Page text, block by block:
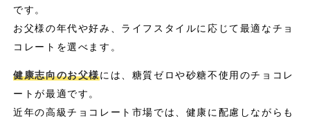
です。
お父様の年代や好み、ライフスタイルに応じて最適なチョ
コレートを選べます。
健康志向のお父様には、糖質ゼロや砂糖不使用のチョコレ
ートが最適です。
近年の高級チョコレート市場では、健康に配慮しながらも